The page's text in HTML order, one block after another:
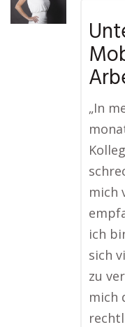
„In
mich
ich
sich
zu
mich